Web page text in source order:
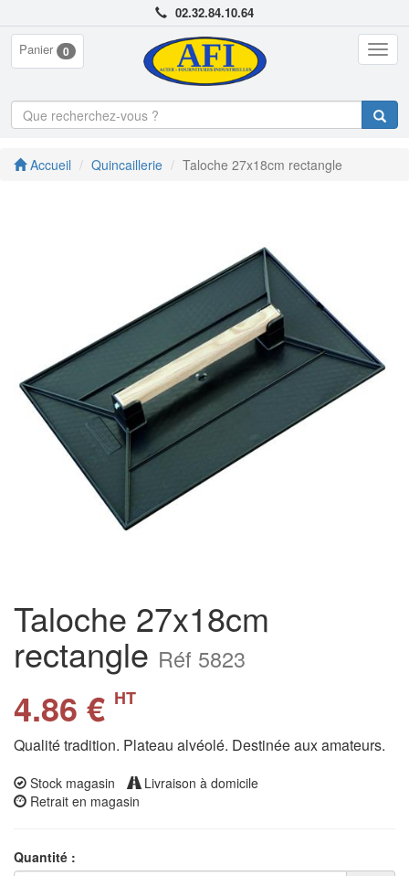
02.32.84.10.64
Panier 0
Accueil Quincaillerie Taloche 27x18cm rectangle
Taloche 27x18cm
rectangle Réf 5823
4.86 € HT
Qualité tradition. Plateau alvéolé. Destinée aux amateurs.
Stock magasin
Livraison à domicile
Retrait en magasin
Quantité :